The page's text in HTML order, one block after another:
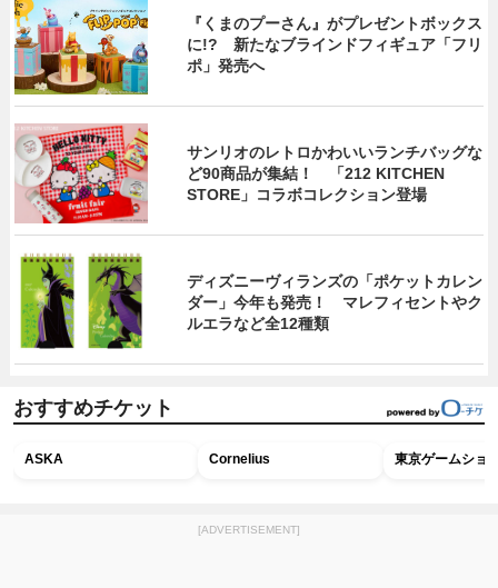
『くまのプーさん』がプレゼントボックス
に!? 新たなブラインドフィギュア「フリ
ポ」発売へ
サンリオのレトロかわいいランチバッグな
ど90商品が集結！ 「212 KITCHEN
STORE」コラボコレクション登場
ディズニーヴィランズの「ポケットカレン
ダー」今年も発売！ マレフィセントやク
ルエラなど全12種類
おすすめチケット
ASKA Cornelius 東京ゲームショ
[ADVERTISEMENT]